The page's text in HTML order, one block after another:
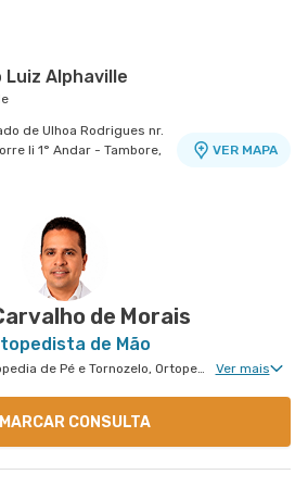
Luiz Alphaville
de Ulhoa Rodrigues nr.
Ii 1° Andar - Tambore,
VER MAPA
334 - Centro, Osasco -
de Morais
de Mão
Ortopedia de Quadril, Ortopedia de Pé e Tornozelo, Ortopedia de Ombro, Ortopedia de Joelho, Ortopedia de Coluna, Ortopedia Geral, Cirurgia de Joelho, Cirurgia de Coluna, Cirurgia de Punho, Medicina Esportiva Clinica, Ortopedia de Punho, Ortopedia de Cotovelo, Ortopedia Pediátrica, Cirurgia de Cotovelo, Cirurgia de Quadril, Cirurgia de Ombro, Cirurgia de Pé e Tornozelo, Cirurgia de Mão, Cirurgia Pediátrica de Coluna Ver mais
MARCAR CONSULTA